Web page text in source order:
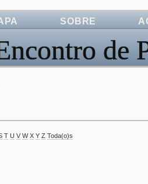
de
SOBRE
T U V W X Y Z Toda(o)s